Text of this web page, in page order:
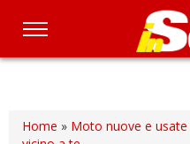
Salta
principale
Home » Moto nuove e